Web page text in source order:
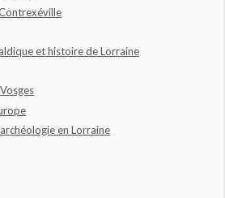
et histoire de Lorraine
en Lorraine